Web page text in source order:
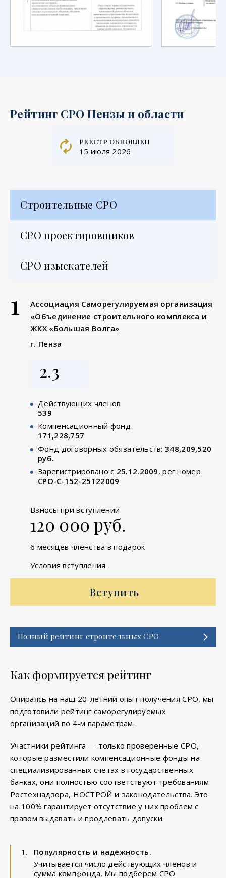
Рейтинг СРО Пензы и области
реестр обновлен
15 июля 2026
Строительные СРО
СРО проектировщиков
СРО изыскателей
1
Ассоциация Саморегулируемая организация
«Объединение строительного комплекса и
ЖКХ «Большая Волга»
г. Пенза
2.3
Действующих членов
539
Компенсационный фонд
171,228,757
Фонд договорных обязательств: 348,209,520
руб.
Зарегистрировано с 25.12.2009, рег.номер
СРО-С-152-25122009
Взносы при вступлении
120 000 руб.
6 месяцев членства в подарок
Условия вступления
Вступить
Полный рейтинг строительных СРО
Как формируется рейтинг
Опираясь на наш 20-летний опыт получения СРО, мы
подготовили рейтинг саморегулируемых
организаций по 4-м параметрам.
Участники рейтинга — только проверенные СРО,
которые разместили компенсационные фонды на
специализированных счетах в государственных
банках, они полностью соответствуют требованиям
Ростехнадзора, НОСТРОЙ и законодательства. Это
на 100% гарантирует отсутствие у них проблем с
правом выдавать и продлевать допуски.
Популярность и надёжность.
Учитывается число действующих членов и
сумма компфонда. Мы подберем СРО